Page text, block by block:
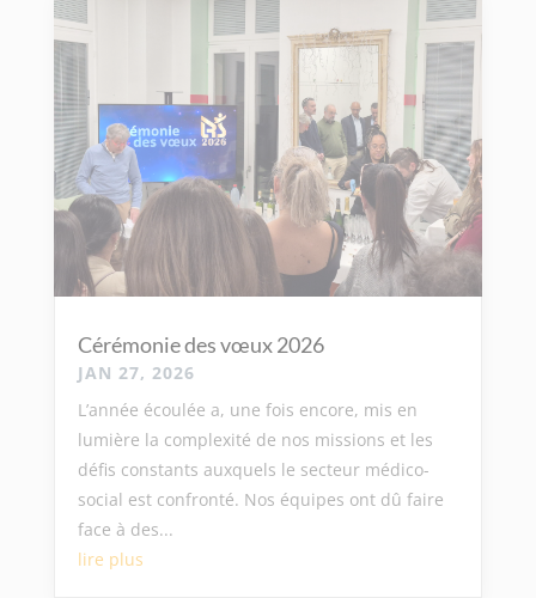
Cérémonie des vœux 2026
JAN 27, 2026
L’année écoulée a, une fois encore, mis en
lumière la complexité de nos missions et les
défis constants auxquels le secteur médico-
social est confronté. Nos équipes ont dû faire
face à des...
lire plus